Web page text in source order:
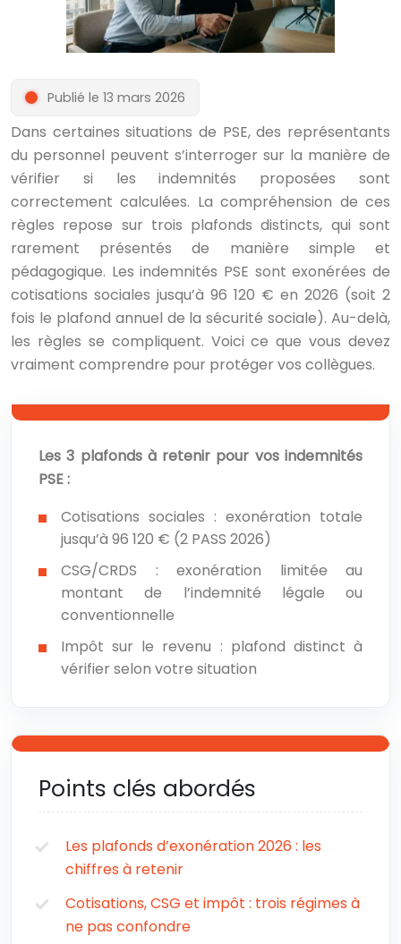
Publié le 13 mars 2026
Dans certaines situations de PSE, des représentants
du personnel peuvent s’interroger sur la manière de
vérifier si les indemnités proposées sont
correctement calculées. La compréhension de ces
règles repose sur trois plafonds distincts, qui sont
rarement présentés de manière simple et
pédagogique. Les indemnités PSE sont exonérées de
cotisations sociales jusqu’à 96 120 € en 2026 (soit 2
fois le plafond annuel de la sécurité sociale). Au-delà,
les règles se compliquent. Voici ce que vous devez
vraiment comprendre pour protéger vos collègues.
Les 3 plafonds à retenir pour vos indemnités
PSE :
Cotisations sociales : exonération totale
jusqu’à 96 120 € (2 PASS 2026)
CSG/CRDS : exonération limitée au
montant de l’indemnité légale ou
conventionnelle
Impôt sur le revenu : plafond distinct à
vérifier selon votre situation
Points clés abordés
Les plafonds d’exonération 2026 : les
chiffres à retenir
Cotisations, CSG et impôt : trois régimes à
ne pas confondre